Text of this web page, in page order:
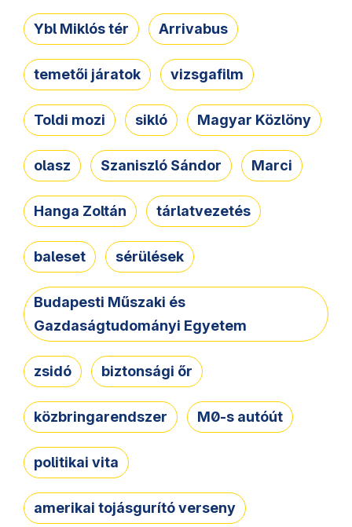
Ybl Miklós tér Arrivabus
temetői járatok vizsgafilm
Toldi mozi sikló Magyar Közlöny
olasz Szaniszló Sándor Marci
Hanga Zoltán tárlatvezetés
baleset sérülések
Budapesti Műszaki és
Gazdaságtudományi Egyetem
zsidó biztonsági őr
közbringarendszer M0-s autóút
politikai vita
amerikai tojásgurító verseny